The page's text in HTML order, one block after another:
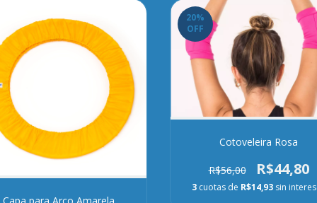
Capa para Arco Amarela
20%
OFF
Cotoveleira Rosa
R$56,00 R$44,80
3 cuotas de R$14,93 sin